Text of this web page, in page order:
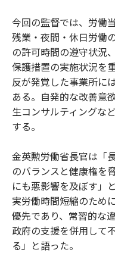
今回の監督では、労働
残業・夜間・休日労働
の許可時間の遵守状況
保護措置の実施状況を
反が発覚した事業所に
ある。自発的な改善意
生コンサルティングな
する。
金英勲労働省長官は「
のバランスと健康権を
にも悪影響を及ぼす」
実労働時間短縮のため
優先であり、常習的な
政府の支援を併用して
る」と語った。